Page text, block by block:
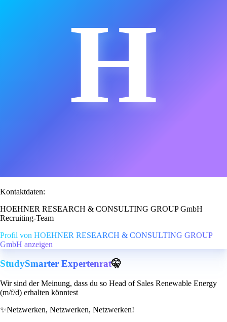
H
Kontaktdaten:
HOEHNER RESEARCH & CONSULTING GROUP GmbH
Recruiting-Team
Profil von HOEHNER RESEARCH & CONSULTING GROUP
GmbH anzeigen
StudySmarter Expertenrat🤫
Wir sind der Meinung, dass du so Head of Sales Renewable Energy
(m/f/d) erhalten könntest
✨Netzwerken, Netzwerken, Netzwerken!